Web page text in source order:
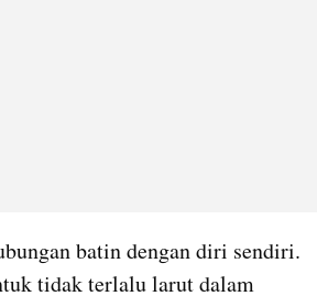
batin dengan diri sendiri.
tidak terlalu larut dalam